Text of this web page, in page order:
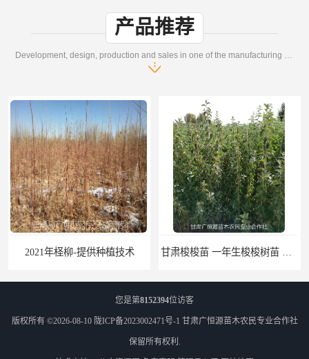
产品推荐
2021年柽柳-提供种植技术
您是第8152394位访客
版权所有 ©2026-08-10 陇ICP备2023002471号-1 甘肃广恒源苗木农民专业合作社
保留所有权利.